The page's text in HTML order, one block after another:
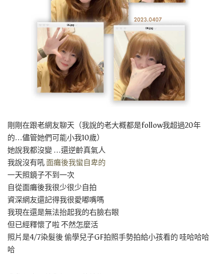
剛剛在跟老網友聊天（我說的老大概都是follow我超過20年
的…儘管她們可能小我10歲）
她說我都沒變 …還逆齡真氣人
我說沒有吼 面癱後我蠻自卑的
一天照鏡子不到一次
自從面癱後我很少很少自拍
資深網友還記得我很愛嘟嘴嗎
我現在還是無法抬起我的右臉右眼
但已經釋懷了啦 不然怎麼活
照片是4/7染髮後 偷學兒子GF拍照手勢拍給小孩看的 哇哈哈哈
哈